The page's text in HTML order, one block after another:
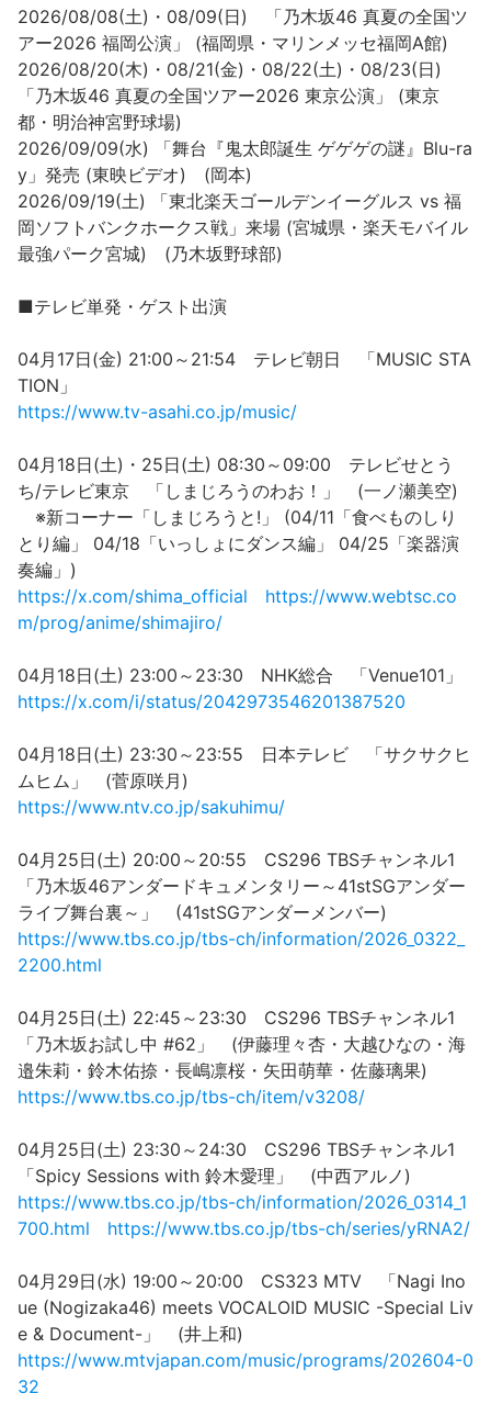
2026/08/08(土)・08/09(日) 「乃木坂46 真夏の全国ツ
アー2026 福岡公演」 (福岡県・マリンメッセ福岡A館)
2026/08/20(木)・08/21(金)・08/22(土)・08/23(日)
「乃木坂46 真夏の全国ツアー2026 東京公演」 (東京
都・明治神宮野球場)
2026/09/09(水) 「舞台『鬼太郎誕生 ゲゲゲの謎』Blu-ra
y」発売 (東映ビデオ) (岡本)
2026/09/19(土) 「東北楽天ゴールデンイーグルス vs 福
岡ソフトバンクホークス戦」来場 (宮城県・楽天モバイル
最強パーク宮城) (乃木坂野球部)
■テレビ単発・ゲスト出演
04月17日(金) 21:00～21:54 テレビ朝日 「MUSIC STA
TION」
https://www.tv-asahi.co.jp/music/
04月18日(土)・25日(土) 08:30～09:00 テレビせとう
ち/テレビ東京 「しまじろうのわお！」 (一ノ瀬美空)
※新コーナー「しまじろうと!」 (04/11「食べものしり
とり編」 04/18「いっしょにダンス編」 04/25「楽器演
奏編」)
https://x.com/shima_official
https://www.webtsc.co
m/prog/anime/shimajiro/
04月18日(土) 23:00～23:30 NHK総合 「Venue101」
https://x.com/i/status/2042973546201387520
04月18日(土) 23:30～23:55 日本テレビ 「サクサクヒ
ムヒム」 (菅原咲月)
https://www.ntv.co.jp/sakuhimu/
04月25日(土) 20:00～20:55 CS296 TBSチャンネル1
「乃木坂46アンダードキュメンタリー～41stSGアンダー
ライブ舞台裏～」 (41stSGアンダーメンバー)
https://www.tbs.co.jp/tbs-ch/information/2026_0322_
2200.html
04月25日(土) 22:45～23:30 CS296 TBSチャンネル1
「乃木坂お試し中 #62」 (伊藤理々杏・大越ひなの・海
邉朱莉・鈴木佑捺・長嶋凛桜・矢田萌華・佐藤璃果)
https://www.tbs.co.jp/tbs-ch/item/v3208/
04月25日(土) 23:30～24:30 CS296 TBSチャンネル1
「Spicy Sessions with 鈴木愛理」 (中西アルノ)
https://www.tbs.co.jp/tbs-ch/information/2026_0314_1
700.html
https://www.tbs.co.jp/tbs-ch/series/yRNA2/
04月29日(水) 19:00～20:00 CS323 MTV 「Nagi Ino
ue (Nogizaka46) meets VOCALOID MUSIC -Special Liv
e & Document-」 (井上和)
https://www.mtvjapan.com/music/programs/202604-0
32